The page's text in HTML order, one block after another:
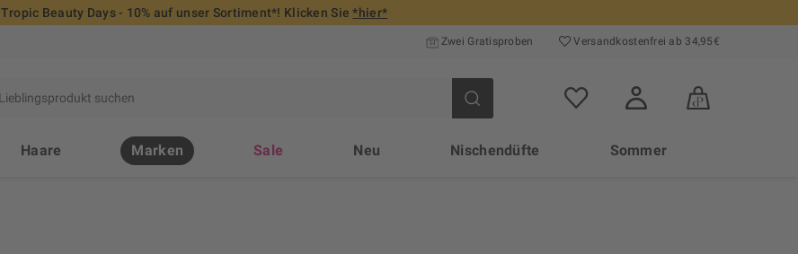
Tropic Beauty Days - 10% auf unser Sortiment*! Klicken Sie*hier*
Zwei Gratisproben Versand­kosten­frei ab 34,95€
Haare Marken Sale Neu Nischendüfte Sommer